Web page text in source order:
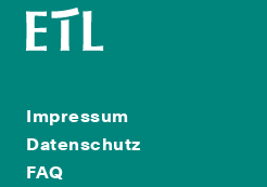
Impressum
Datenschutz
FAQ